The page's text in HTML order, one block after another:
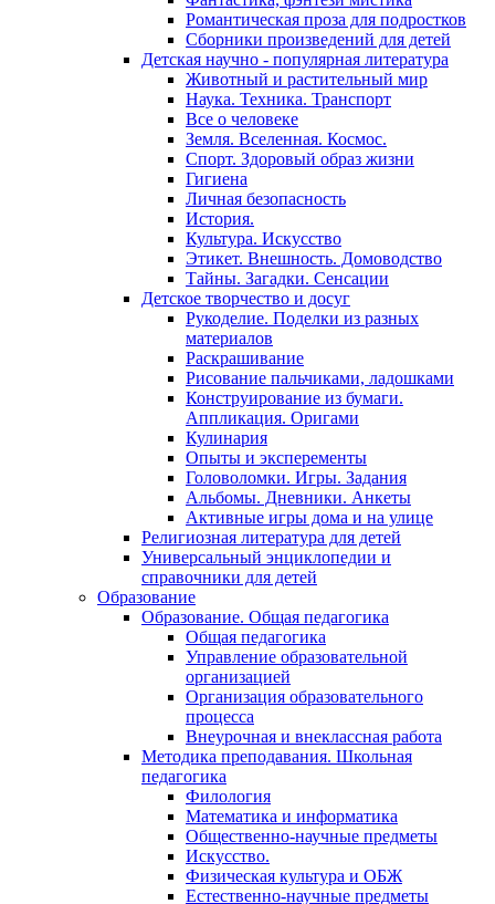
Романтическая проза для подростков
Сборники произведений для детей
Детская научно - популярная литература
Животный и растительный мир
Наука. Техника. Транспорт
Все о человеке
Земля. Вселенная. Космос.
Спорт. Здоровый образ жизни
Гигиена
Личная безопасность
История.
Культура. Искусство
Этикет. Внешность. Домоводство
Тайны. Загадки. Сенсации
Детское творчество и досуг
Рукоделие. Поделки из разных
материалов
Раскрашивание
Рисование пальчиками, ладошками
Конструирование из бумаги.
Аппликация. Оригами
Кулинария
Опыты и эксперементы
Головоломки. Игры. Задания
Альбомы. Дневники. Анкеты
Активные игры дома и на улице
Религиозная литература для детей
Универсальный энциклопедии и
справочники для детей
Образование
Образование. Общая педагогика
Общая педагогика
Управление образовательной
организацией
Организация образовательного
процесса
Внеурочная и внеклассная работа
Методика преподавания. Школьная
педагогика
Филология
Математика и информатика
Общественно-научные предметы
Искусство.
Физическая культура и ОБЖ
Естественно-научные предметы